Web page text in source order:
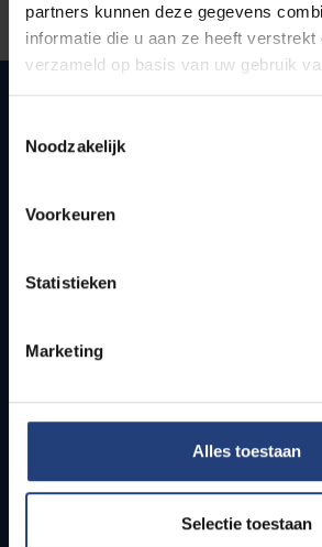
partners kunnen deze gegevens
informatie die u aan ze heeft verstrekt
verzameld op basis van uw gebruik
Noodzakelijk
Voorkeuren
Statistieken
Marketing
Alles toestaan
Selectie toestaan
Quick links
How to get to the VUB
Students
PhD students